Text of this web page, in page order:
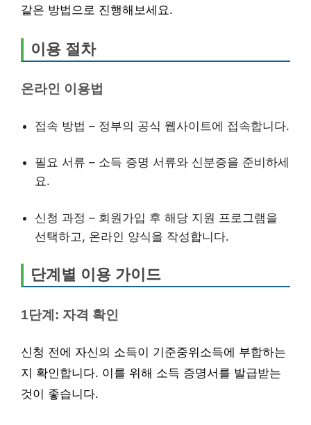
같은 방법으로 진행해보세요.
이용 절차
온라인 이용법
접속 방법 – 정부의 공식 웹사이트에 접속합니다.
필요 서류 – 소득 증명 서류와 신분증을 준비하세
요.
신청 과정 – 회원가입 후 해당 지원 프로그램을
선택하고, 온라인 양식을 작성합니다.
단계별 이용 가이드
1단계: 자격 확인
신청 전에 자신의 소득이 기준중위소득에 부합하는
지 확인합니다. 이를 위해 소득 증명서를 발급받는
것이 좋습니다.